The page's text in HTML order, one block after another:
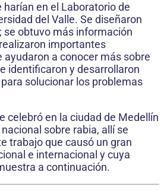
en el Laboratorio de
del Valle. Se diseñaron
se obtuvo más información
importantes
ayudaron a conocer más sobre
identificaron y desarrollaron
solucionar los problemas
celebró en la ciudad de Medellín
sobre rabia, allí se
trabajo que causó un gran
e internacional y cuya
a continuación.